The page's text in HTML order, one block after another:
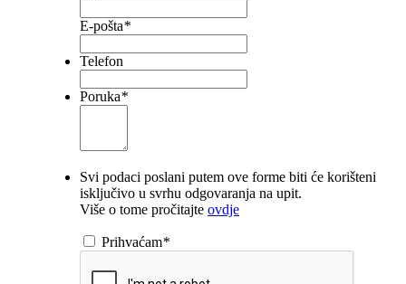
E-pošta*
Telefon
Poruka*
Svi podaci poslani putem ove forme biti će korišteni
isključivo u svrhu odgovaranja na upit.
Više o tome pročitajte ovdje
Prihvaćam*